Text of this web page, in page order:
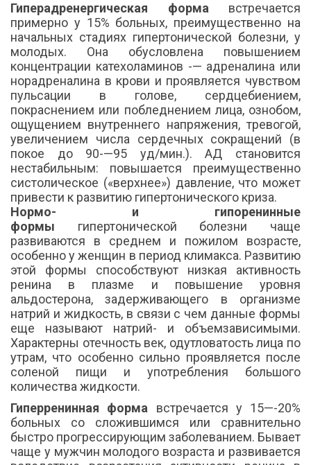
Гиперадренергическая форма встречается
примерно у 15% больных, преимущественно на
начальных стадиях гипертонической болезни, у
молодых. Она обусловлена повышением
концентрации катехоламинов -— адреналина или
норадреналина в крови и проявляется чувством
пульсации в голове, сердцебиением,
покраснением или побледнением лица, ознобом,
ощущением внутреннего напряжения, тревогой,
увеличением числа сердечных сокращений (в
покое до 90-—95 уд/мин.). АД становится
нестабильным: повышается преимущественно
систолическое («верхнее») давление, что может
привести к развитию гипертонического криза.
Нормо- и гипоренинные
формы гипертонической болезни чаще
развиваются в среднем и пожилом возрасте,
особенно у женщин в период климакса. Развитию
этой формы способствуют низкая активность
ренина в плазме и повышение уровня
альдостерона, задерживающего в организме
натрий и жидкость, в связи с чем данные формы
еще называют натрий- и объемзависимыми.
Характерны отечность век, одутловатость лица по
утрам, что особенно сильно проявляется после
соленой пищи и употребления большого
количества жидкости.
Гиперренинная форма встречается у 15—-20%
больных со сложившимся или сравнительно
быстро прогрессирующим заболеванием. Бывает
чаще у мужчин молодого возраста и развивается